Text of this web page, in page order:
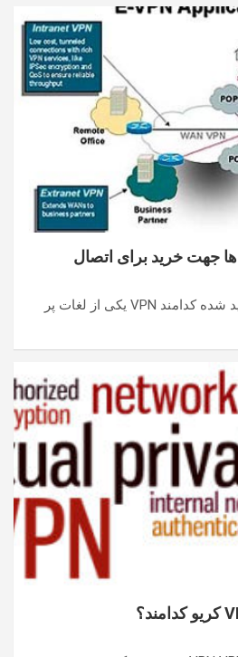
انواع استفاده از VPN خرید شده کدامند VPN یکی از لغات پر